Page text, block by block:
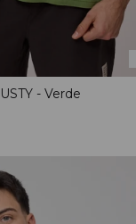
- Verde